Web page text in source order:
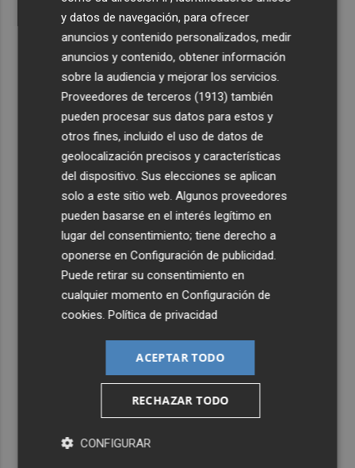
y datos de navegación, para ofrecer
anuncios y contenido personalizados, medir
anuncios y contenido, obtener información
sobre la audiencia y mejorar los servicios.
Proveedores de terceros (1913) también
pueden procesar sus datos para estos y
otros fines, incluido el uso de datos de
geolocalización precisos y características
del dispositivo. Sus elecciones se aplican
solo a este sitio web. Algunos proveedores
pueden basarse en el interés legítimo en
lugar del consentimiento; tiene derecho a
oponerse enConfiguración de publicidad.
Puede retirar su consentimiento en
cualquier momento enConfiguración de
cookies.Política de privacidad
ACEPTAR TODO
RECHAZAR TODO
CONFIGURAR